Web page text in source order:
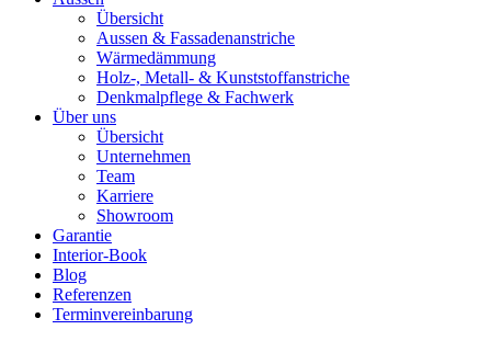
Übersicht
Aussen & Fassadenanstriche
Wärmedämmung
Holz-, Metall- & Kunststoffanstriche
Denkmalpflege & Fachwerk
Über uns
Übersicht
Unternehmen
Team
Karriere
Showroom
Garantie
Interior-Book
Blog
Referenzen
Terminvereinbarung